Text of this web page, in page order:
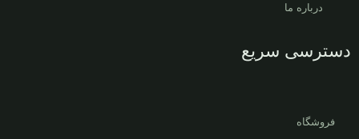
درباره ما
دسترسی سریع
فروشگاه